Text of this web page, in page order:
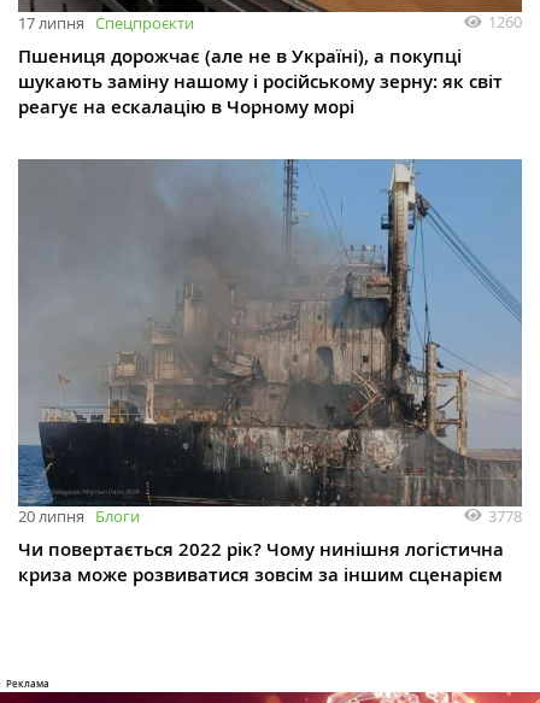
17 липня Спецпроєкти 1260
Пшениця дорожчає (але не в Україні), а покупці
шукають заміну нашому і російському зерну: як світ
реагує на ескалацію в Чорному морі
20 липня Блоги 3778
Чи повертається 2022 рік? Чому нинішня логістична
криза може розвиватися зовсім за іншим сценарієм